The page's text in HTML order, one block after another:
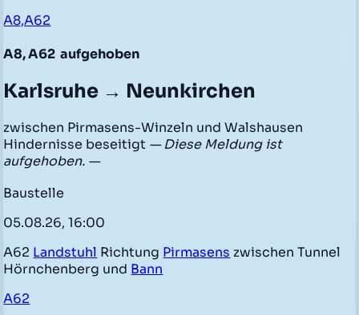
A8,A62
A8, A62 aufgehoben
Karlsruhe → Neunkirchen
zwischen Pirmasens-Winzeln und Walshausen
Hindernisse beseitigt — Diese Meldung ist
aufgehoben. —
Baustelle
05.08.26, 16:00
A62 Landstuhl Richtung Pirmasens zwischen Tunnel
Hörnchenberg und Bann
A62